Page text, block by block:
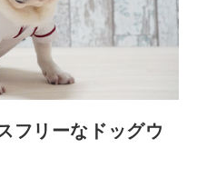
フリーなドッグウ